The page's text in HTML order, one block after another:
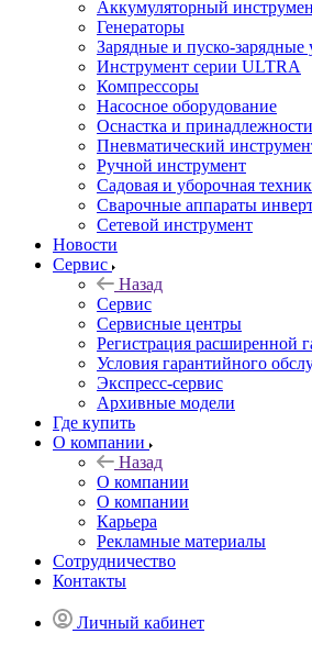
Аккумуляторный
Генераторы
Зарядные и пуско-зарядные
Инструмент серии ULTRA
Компрессоры
Насосное оборудование
Оснастка и принадлежности
Пневматический
Ручной инструмент
Садовая и уборочная
Сварочные аппараты
Сетевой инструмент
Новости
Сервис
Назад
Сервис
Сервисные центры
Регистрация расширенной
Условия гарантийного
Экспресс-сервис
Архивные модели
Где купить
О компании
Назад
О компании
О компании
Карьера
Рекламные материалы
Сотрудничество
Контакты
Личный кабинет